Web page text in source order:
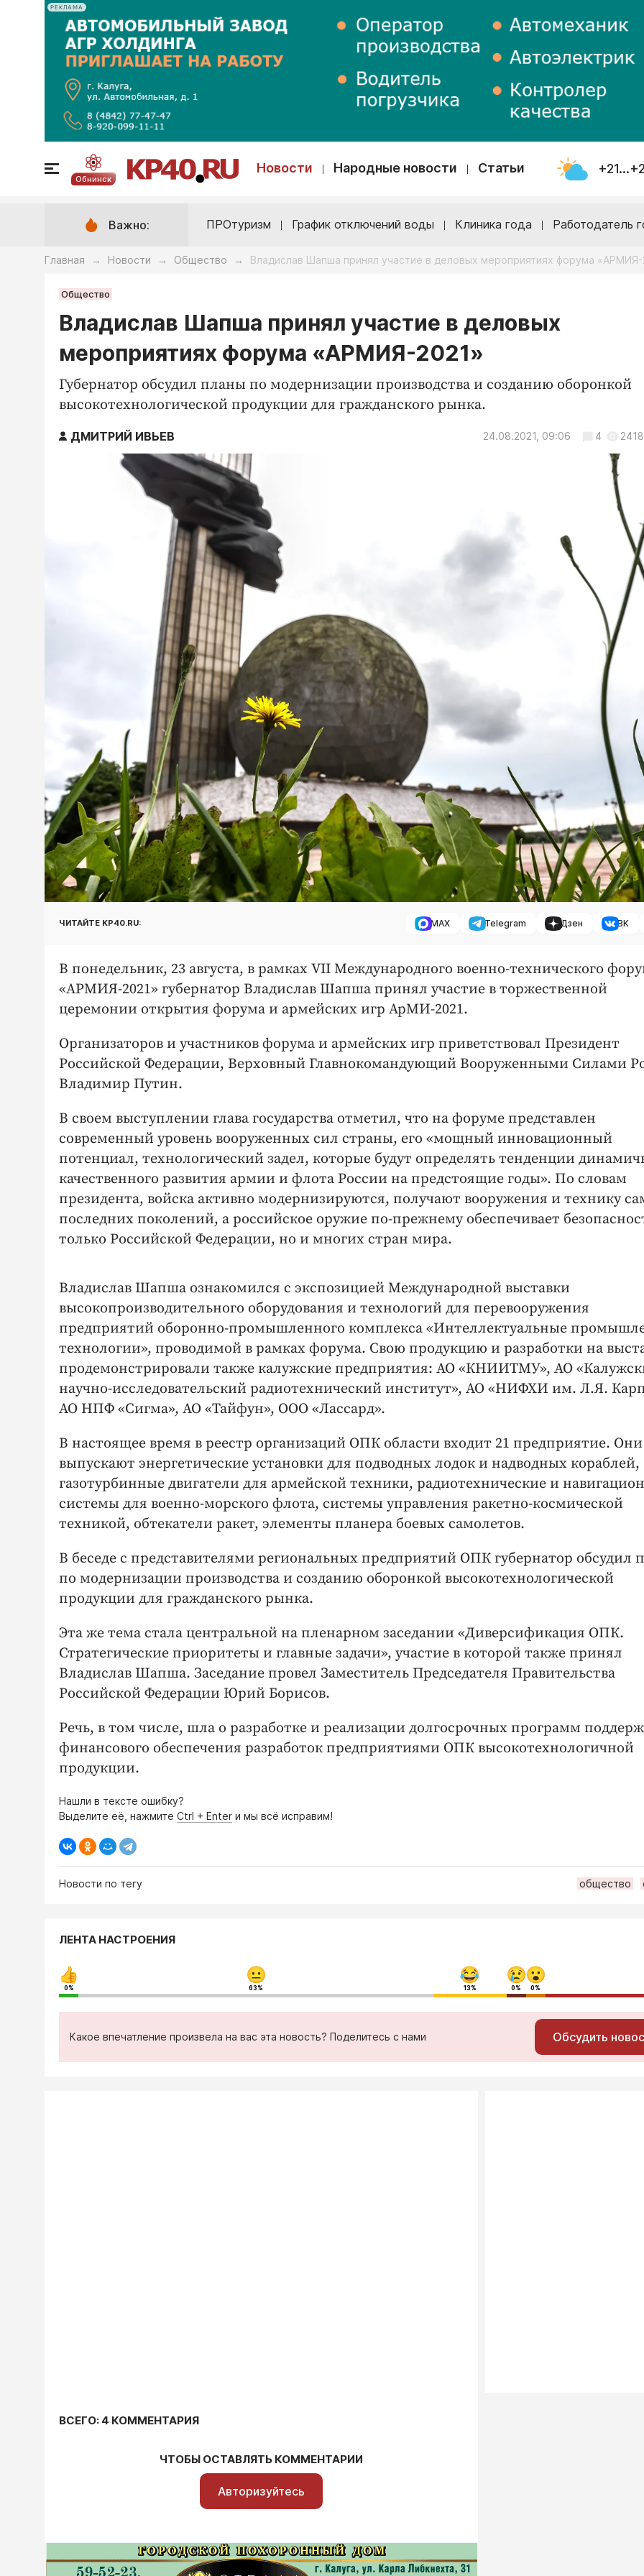
РЕКЛАМА
Обнинск
Новости Народные новости Статьи
Важно: ПРОтуризм График отключений воды Клиника года Работодатель
Главная → Новости → Общество → Владислав Шапша принял участие в деловых мероприятиях форума «АРМИЯ-
Общество
Владислав Шапша принял участие в деловых
мероприятиях форума «АРМИЯ-2021»
Губернатор обсудил планы по модернизации производства и созданию оборонкой
высокотехнологической продукции для гражданского рынка.
ДМИТРИЙ ИВЬЕВ 24.08.2021, 09:06 4 2418
ЧИТАЙТЕ KP40.RU: MAX Telegram Дзен ВК
В понедельник, 23 августа, в рамках VII Международного военно-технического
«АРМИЯ-2021» губернатор Владислав Шапша принял участие в торжественной
церемонии открытия форума и армейских игр АрМИ-2021.
Организаторов и участников форума и армейских игр приветствовал Президент
Российской Федерации, Верховный Главнокомандующий Вооруженными Силами
Владимир Путин.
В своем выступлении глава государства отметил, что на форуме представлен
современный уровень вооруженных сил страны, его «мощный инновационный
потенциал, технологический задел, которые будут определять тенденции
качественного развития армии и флота России на предстоящие годы». По словам
президента, войска активно модернизируются, получают вооружения и технику
последних поколений, а российское оружие по-прежнему обеспечивает
только Российской Федерации, но и многих стран мира.
Владислав Шапша ознакомился с экспозицией Международной выставки
высокопроизводительного оборудования и технологий для перевооружения
предприятий оборонно-промышленного комплекса «Интеллектуальные
технологии», проводимой в рамках форума. Свою продукцию и разработки на
продемонстрировали также калужские предприятия: АО «КНИИТМУ», АО
научно-исследовательский радиотехнический институт», АО «НИФХИ им. Л.Я.
АО НПФ «Сигма», АО «Тайфун», ООО «Лассард».
В настоящее время в реестр организаций ОПК области входит 21 предприятие. Они
выпускают энергетические установки для подводных лодок и надводных кораблей,
газотурбинные двигатели для армейской техники, радиотехнические и
системы для военно-морского флота, системы управления ракетно-космической
техникой, обтекатели ракет, элементы планера боевых самолетов.
В беседе с представителями региональных предприятий ОПК губернатор обсудил
по модернизации производства и созданию оборонкой высокотехнологической
продукции для гражданского рынка.
Эта же тема стала центральной на пленарном заседании «Диверсификация ОПК.
Стратегические приоритеты и главные задачи», участие в которой также принял
Владислав Шапша. Заседание провел Заместитель Председателя Правительства
Российской Федерации Юрий Борисов.
Речь, в том числе, шла о разработке и реализации долгосрочных программ
финансового обеспечения разработок предприятиями ОПК высокотехнологичной
продукции.
Нашли в тексте ошибку?
Выделите её, нажмите Ctrl + Enter и мы всё исправим!
Новости по тегу общество
ЛЕНТА НАСТРОЕНИЯ
0% 63% 13% 0% 0%
Какое впечатление произвела на вас эта новость? Поделитесь с нами Обсудить
ВСЕГО: 4 КОММЕНТАРИЯ
ЧТОБЫ ОСТАВЛЯТЬ КОММЕНТАРИИ
Авторизуйтесь